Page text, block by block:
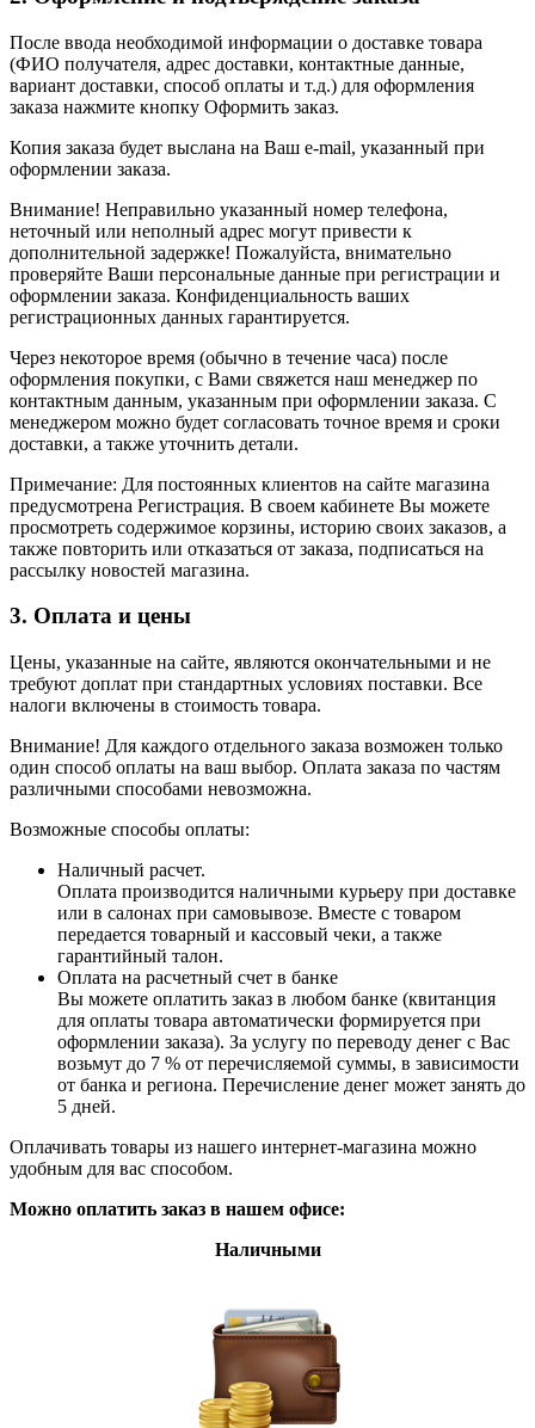
После ввода необходимой информации о доставке товара
(ФИО получателя, адрес доставки, контактные данные,
вариант доставки, способ оплаты и т.д.) для оформления
заказа нажмите кнопку Оформить заказ.
Копия заказа будет выслана на Ваш e-mail, указанный при
оформлении заказа.
Внимание! Неправильно указанный номер телефона,
неточный или неполный адрес могут привести к
дополнительной задержке! Пожалуйста, внимательно
проверяйте Ваши персональные данные при регистрации и
оформлении заказа. Конфиденциальность ваших
регистрационных данных гарантируется.
Через некоторое время (обычно в течение часа) после
оформления покупки, с Вами свяжется наш менеджер по
контактным данным, указанным при оформлении заказа. С
менеджером можно будет согласовать точное время и сроки
доставки, а также уточнить детали.
Примечание: Для постоянных клиентов на сайте магазина
предусмотрена Регистрация. В своем кабинете Вы можете
просмотреть содержимое корзины, историю своих заказов, а
также повторить или отказаться от заказа, подписаться на
рассылку новостей магазина.
3. Оплата и цены
Цены, указанные на сайте, являются окончательными и не
требуют доплат при стандартных условиях поставки. Все
налоги включены в стоимость товара.
Внимание! Для каждого отдельного заказа возможен только
один способ оплаты на ваш выбор. Оплата заказа по частям
различными способами невозможна.
Возможные способы оплаты:
Наличный расчет.
Оплата производится наличными курьеру при доставке
или в салонах при самовывозе. Вместе с товаром
передается товарный и кассовый чеки, а также
гарантийный талон.
Оплата на расчетный счет в банке
Вы можете оплатить заказ в любом банке (квитанция
для оплаты товара автоматически формируется при
оформлении заказа). За услугу по переводу денег с Вас
возьмут до 7 % от перечисляемой суммы, в зависимости
от банка и региона. Перечисление денег может занять до
5 дней.
Оплачивать товары из нашего интернет-магазина можно
удобным для вас способом.
Можно оплатить заказ в нашем офисе:
Наличными